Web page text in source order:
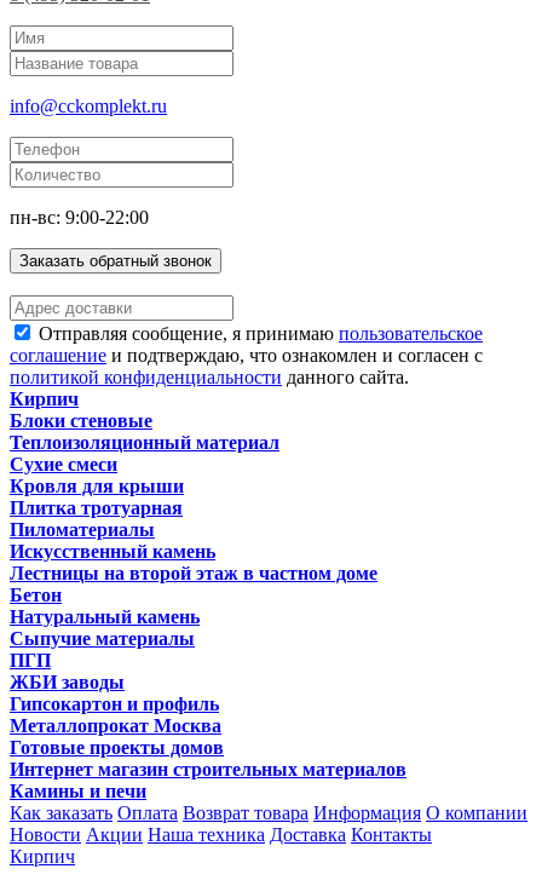
info@cckomplekt.ru
пн-вс: 9:00-22:00
Заказать обратный звонок
Отправляя сообщение, я принимаю пользовательское
соглашение и подтверждаю, что ознакомлен и согласен с
политикой конфиденциальности данного сайта.
Кирпич
Блоки стеновые
Теплоизоляционный материал
Сухие смеси
Кровля для крыши
Плитка тротуарная
Пиломатериалы
Искусственный камень
Лестницы на второй этаж в частном доме
Бетон
Натуральный камень
Сыпучие материалы
ПГП
ЖБИ заводы
Гипсокартон и профиль
Металлопрокат Москва
Готовые проекты домов
Интернет магазин строительных материалов
Камины и печи
Как заказать Оплата Возврат товара Информация О компании
Новости Акции Наша техника Доставка Контакты
Кирпич